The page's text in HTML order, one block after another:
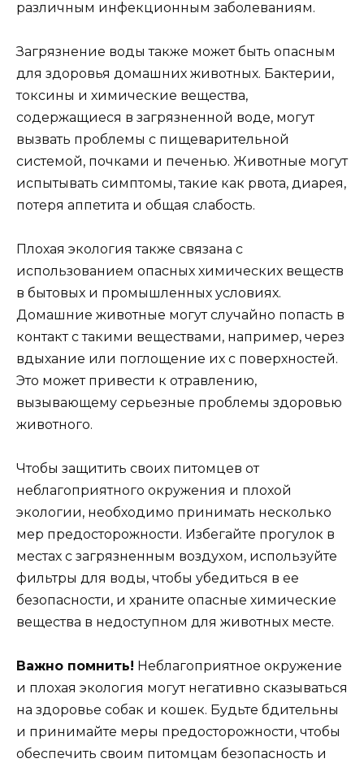
различным инфекционным заболеваниям.
Загрязнение воды также может быть опасным
для здоровья домашних животных. Бактерии,
токсины и химические вещества,
содержащиеся в загрязненной воде, могут
вызвать проблемы с пищеварительной
системой, почками и печенью. Животные могут
испытывать симптомы, такие как рвота, диарея,
потеря аппетита и общая слабость.
Плохая экология также связана с
использованием опасных химических веществ
в бытовых и промышленных условиях.
Домашние животные могут случайно попасть в
контакт с такими веществами, например, через
вдыхание или поглощение их с поверхностей.
Это может привести к отравлению,
вызывающему серьезные проблемы здоровью
животного.
Чтобы защитить своих питомцев от
неблагоприятного окружения и плохой
экологии, необходимо принимать несколько
мер предосторожности. Избегайте прогулок в
местах с загрязненным воздухом, используйте
фильтры для воды, чтобы убедиться в ее
безопасности, и храните опасные химические
вещества в недоступном для животных месте.
Важно помнить! Неблагоприятное окружение
и плохая экология могут негативно сказываться
на здоровье собак и кошек. Будьте бдительны
и принимайте меры предосторожности, чтобы
обеспечить своим питомцам безопасность и